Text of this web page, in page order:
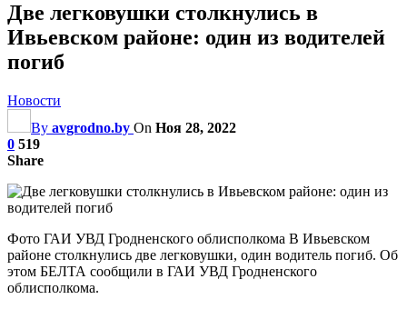
Две легковушки столкнулись в
Ивьевском районе: один из водителей
погиб
Новости
By avgrodno.by On Ноя 28, 2022
0 519
Share
Фото ГАИ УВД Гродненского облисполкома В Ивьевском
районе столкнулись две легковушки, один водитель погиб. Об
этом БЕЛТА сообщили в ГАИ УВД Гродненского
облисполкома.